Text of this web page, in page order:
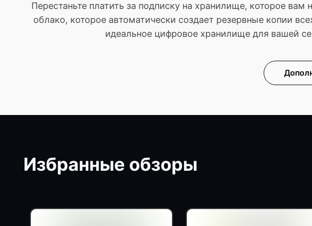
Перестаньте платить за подписку на хранилище, которое вам
облако, которое автоматически создает резервные копии
идеальное цифровое хранилище для вашей
Избранные обзоры